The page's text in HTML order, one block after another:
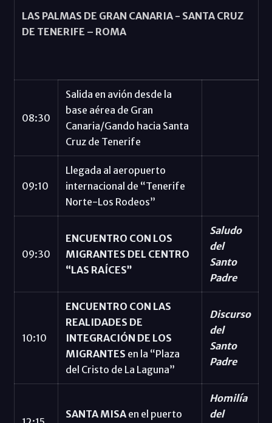
LAS PALMAS DE GRAN CANARIA - SANTA CRUZ
DE TENERIFE – ROMA
08:30
Salida en avión desde la
base aérea de Gran
Canaria/Gando hacia Santa
Cruz de Tenerife
09:10
Llegada al aeropuerto
internacional de “Tenerife
Norte-Los Rodeos”
09:30
ENCUENTRO CON LOS
MIGRANTES DEL CENTRO
“LAS RAÍCES”
Saludo
del
Santo
Padre
10:10
ENCUENTRO CON LAS
REALIDADES DE
INTEGRACIÓN DE LOS
MIGRANTES en la “Plaza
del Cristo de La Laguna”
Discurso
del
Santo
Padre
SANTA MISAen el puerto
Homilía
del